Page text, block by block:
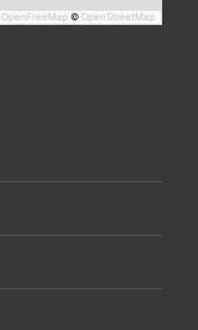
OpenFreeMap © OpenStreetMap